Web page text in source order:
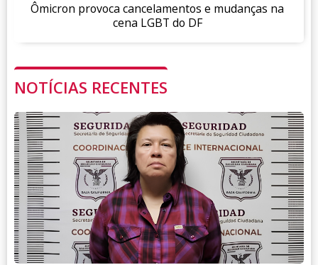
Ômicron provoca cancelamentos e mudanças na
cena LGBT do DF
NOTÍCIAS RECENTES